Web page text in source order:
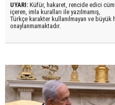
UYARI: Küfür, hakaret, rencide edici
içeren, imla kuralları ile yazılmamış,
Türkçe karakter kullanılmayan ve büyük
onaylanmamaktadır.